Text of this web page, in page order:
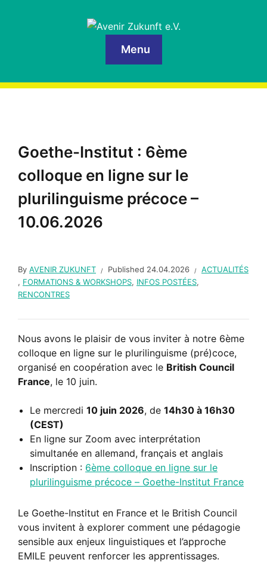
Menu
Goethe-Institut : 6ème
colloque en ligne sur le
plurilinguisme précoce –
10.06.2026
By AVENIR ZUKUNFT Published 24.04.2026
ACTUALITÉS
, FORMATIONS & WORKSHOPS, INFOS POSTÉES,
RENCONTRES
Nous avons le plaisir de vous inviter à notre 6ème
colloque en ligne sur le plurilinguisme (pré)coce,
organisé en coopération avec le British Council
France, le 10 juin.
Le mercredi 10 juin 2026, de 14h30 à 16h30
(CEST)
En ligne sur Zoom avec interprétation
simultanée en allemand, français et anglais
Inscription : 6ème colloque en ligne sur le
plurilinguisme précoce – Goethe-Institut France
Le Goethe-Institut en France et le British Council
vous invitent à explorer comment une pédagogie
sensible aux enjeux linguistiques et l’approche
EMILE peuvent renforcer les apprentissages.